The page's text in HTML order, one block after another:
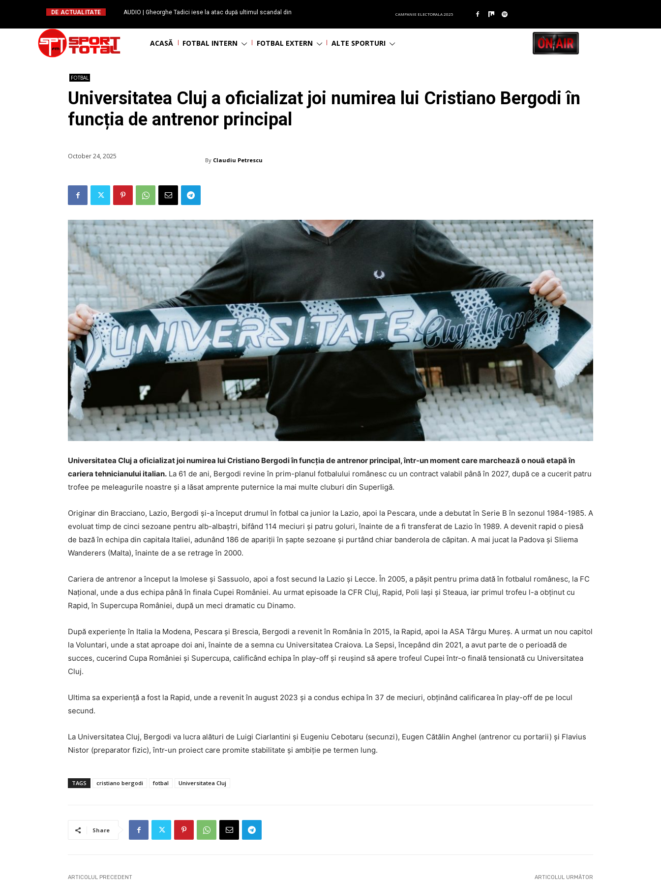
DE ACTUALITATE
AUDIO | Gheorghe Tadici iese la atac după ultimul scandal din
CAMPANIE ELECTORALA 2025
ACASĂ FOTBAL INTERN FOTBAL EXTERN ALTE SPORTURI
FOTBAL
Universitatea Cluj a oficializat joi numirea lui Cristiano Bergodi în
funcția de antrenor principal
October 24, 2025 By Claudiu Petrescu
Universitatea Cluj a oficializat joi numirea lui Cristiano Bergodi în funcția de antrenor principal, într-un moment care marchează o nouă etapă în
cariera tehnicianului italian. La 61 de ani, Bergodi revine în prim-planul fotbalului românesc cu un contract valabil până în 2027, după ce a cucerit patru
trofee pe meleagurile noastre și a lăsat amprente puternice la mai multe cluburi din Superligă.
Originar din Bracciano, Lazio, Bergodi și-a început drumul în fotbal ca junior la Lazio, apoi la Pescara, unde a debutat în Serie B în sezonul 1984-1985. A
evoluat timp de cinci sezoane pentru alb-albaștri, bifând 114 meciuri și patru goluri, înainte de a fi transferat de Lazio în 1989. A devenit rapid o piesă
de bază în echipa din capitala Italiei, adunând 186 de apariții în șapte sezoane și purtând chiar banderola de căpitan. A mai jucat la Padova și Sliema
Wanderers (Malta), înainte de a se retrage în 2000.
Cariera de antrenor a început la Imolese și Sassuolo, apoi a fost secund la Lazio și Lecce. În 2005, a pășit pentru prima dată în fotbalul românesc, la FC
Național, unde a dus echipa până în finala Cupei României. Au urmat episoade la CFR Cluj, Rapid, Poli Iași și Steaua, iar primul trofeu l-a obținut cu
Rapid, în Supercupa României, după un meci dramatic cu Dinamo.
După experiențe în Italia la Modena, Pescara și Brescia, Bergodi a revenit în România în 2015, la Rapid, apoi la ASA Târgu Mureș. A urmat un nou capitol
la Voluntari, unde a stat aproape doi ani, înainte de a semna cu Universitatea Craiova. La Sepsi, începând din 2021, a avut parte de o perioadă de
succes, cucerind Cupa României și Supercupa, calificând echipa în play-off și reușind să apere trofeul Cupei într-o finală tensionată cu Universitatea
Cluj.
Ultima sa experiență a fost la Rapid, unde a revenit în august 2023 și a condus echipa în 37 de meciuri, obținând calificarea în play-off de pe locul
secund.
La Universitatea Cluj, Bergodi va lucra alături de Luigi Ciarlantini și Eugeniu Cebotaru (secunzi), Eugen Cătălin Anghel (antrenor cu portarii) și Flavius
Nistor (preparator fizic), într-un proiect care promite stabilitate și ambiție pe termen lung.
TAGS cristiano bergodi fotbal Universitatea Cluj
Share
ARTICOLUL PRECEDENT ARTICOLUL URMĂTOR